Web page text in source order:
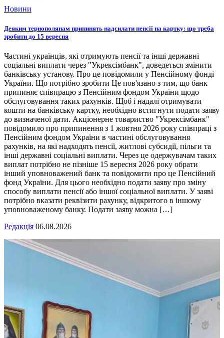
Новини
Деяким тернополянам припинять надсилати пенсії на картку: що треба
зробити до 15 вересня
Частині українців, які отримують пенсії та інші державні
соціальні виплати через "Укрексімбанк", доведеться змінити
банківську установу. Про це повідомили у Пенсійному фонді
України. Що потрібно зробити Це пов'язано з тим, що банк
припиняє співпрацю з Пенсійним фондом України щодо
обслуговування таких рахунків. Щоб і надалі отримувати
кошти на банківську картку, необхідно встигнути подати заяву
до визначеної дати. Акціонерне товариство "Укрексімбанк"
повідомило про припинення з 1 жовтня 2026 року співпраці з
Пенсійним фондом України в частині обслуговування
рахунків, на які надходять пенсії, житлові субсидії, пільги та
інші державні соціальні виплати. Через це одержувачам таких
виплат потрібно не пізніше 15 вересня 2026 року обрати
інший уповноважений банк та повідомити про це Пенсійний
фонд України. Для цього необхідно подати заяву про зміну
способу виплати пенсії або іншої соціальної виплати. У заяві
потрібно вказати реквізити рахунку, відкритого в іншому
уповноваженому банку. Подати заяву можна […]
Редакція 06.08.2026